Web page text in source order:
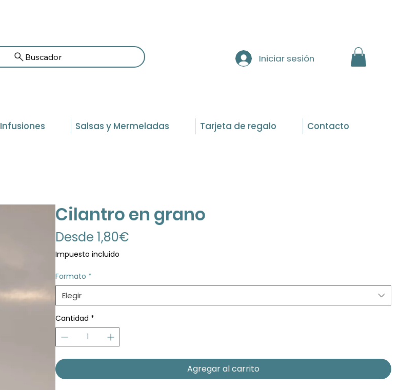
Infusiones Salsas y Mermeladas Tarjeta de regalo Contacto
Buscador Iniciar sesión
Cilantro en grano
Desde 1,80€
Impuesto incluido
Formato *
Elegir
Cantidad *
Agregar al carrito